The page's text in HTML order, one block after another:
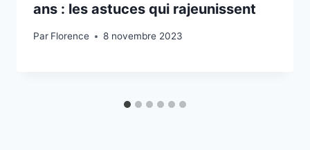
ans : les astuces qui rajeunissent
Par Florence 8 novembre 2023